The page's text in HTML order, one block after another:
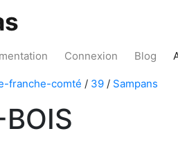
Connexion Blog
franche-comté / 39 / Sampans